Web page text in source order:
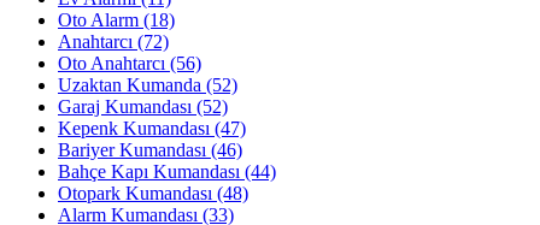
Oto Alarm (18)
Anahtarcı (72)
Oto Anahtarcı (56)
Uzaktan Kumanda (52)
Garaj Kumandası (52)
Kepenk Kumandası (47)
Bariyer Kumandası (46)
Bahçe Kapı Kumandası (44)
Otopark Kumandası (48)
Alarm Kumandası (33)